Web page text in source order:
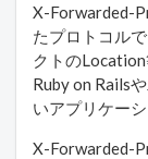
X-Forwarded-
たプロトコル
クトのLocation
Ruby on Rails
いアプリケーシ
X-Forwarded-